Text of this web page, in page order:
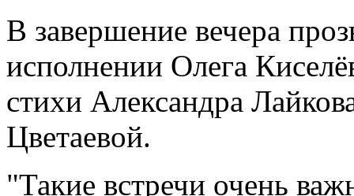
В завершение вечера
исполнении Олега
стихи Александра
Цветаевой.
"Такие встречи очень